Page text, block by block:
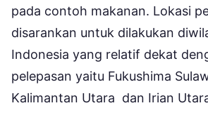
pada contoh makanan. Lokasi
disarankan untuk dilakukan
Indonesia yang relatif dekat
pelepasan yaitu Fukushima
Kalimantan Utara dan Irian